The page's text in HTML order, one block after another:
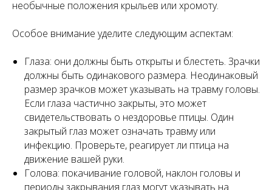
необычные положения крыльев или хромоту.
Особое внимание уделите следующим аспектам:
Глаза: они должны быть открыты и блестеть. Зрачки
должны быть одинакового размера. Неодинаковый
размер зрачков может указывать на травму головы.
Если глаза частично закрыты, это может
свидетельствовать о нездоровье птицы. Один
закрытый глаз может означать травму или
инфекцию. Проверьте, реагирует ли птица на
движение вашей руки.
Голова: покачивание головой, наклон головы и
периоды закрывания глаз могут указывать на